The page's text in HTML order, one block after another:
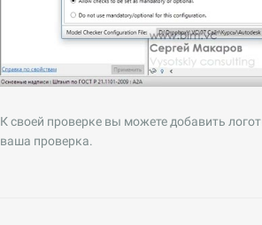
К своей проверке вы можете добавить
ваша проверка.